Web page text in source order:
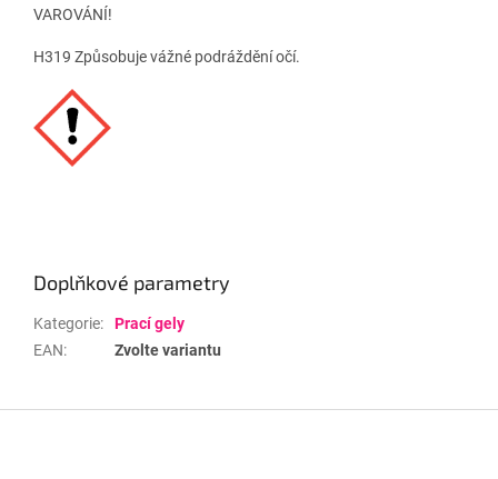
VAROVÁNÍ!
H319 Způsobuje vážné podráždění očí.
Doplňkové parametry
Kategorie:
Prací gely
EAN: Zvolte variantu